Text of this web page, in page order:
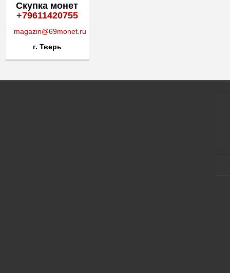
Скупка монет
+79611420755
magazin@69monet.ru
г. Тверь